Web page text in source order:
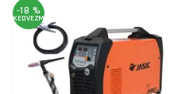
-18 %
KEDVEZMÉNY